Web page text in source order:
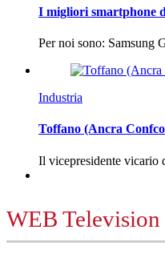
I migliori smartphone
Per noi sono: Samsung
Industria
Toffano (Ancra
Il vicepresidente vicario
WEB Television